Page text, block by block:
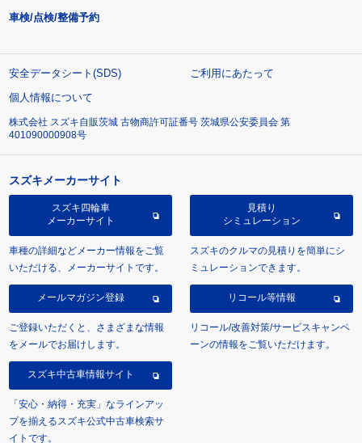
車検/点検/整備予約
安全データシート(SDS)
ご利用にあたって
個人情報について
株式会社 スズキ自販茨城 古物商許可証番号 茨城県公安委員会 第
401090000908号
スズキメーカーサイト
スズキ四輪車
メーカーサイト
車種の詳細などメーカー情報をご覧
いただける、メーカーサイトです。
見積り
シミュレーション
スズキのクルマの見積りを簡単にシ
ミュレーションできます。
メールマガジン登録
ご登録いただくと、さまざまな情報
をメールでお届けします。
リコール等情報
リコール/改善対策/サービスキャンペ
ーンの情報をご覧いただけます。
スズキ中古車情報サイト
「安心・納得・充実」なラインアッ
プを揃えるスズキ公式中古車検索サ
イトです。